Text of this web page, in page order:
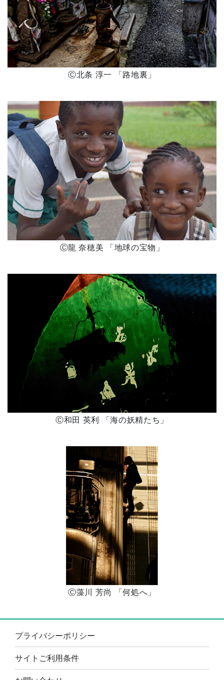
Ⓒ北条 淳一 「路地裏」
Ⓒ龍 奈穂美 「地球の宝物」
Ⓒ和田 英利 「海の妖精たち」
Ⓒ藻川 芳尚 「何処へ」
プライバシーポリシー
サイトご利用条件